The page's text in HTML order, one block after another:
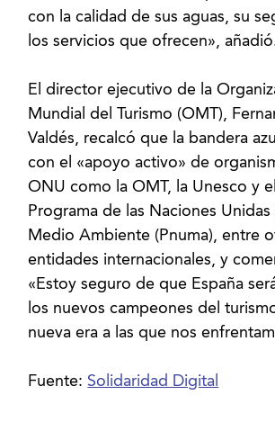
con la calidad de sus aguas, su
los servicios que ofrecen»,
El director ejecutivo de la
Mundial del Turismo (OMT),
Valdés, recalcó que la bandera
con el «apoyo activo» de
ONU como la OMT, la Unesco y el
Programa de las Naciones Unidas
Medio Ambiente (Pnuma), entre
entidades internacionales, y
«Estoy seguro de que España
los nuevos campeones del
nueva era a las que nos
Fuente: Solidaridad Digital